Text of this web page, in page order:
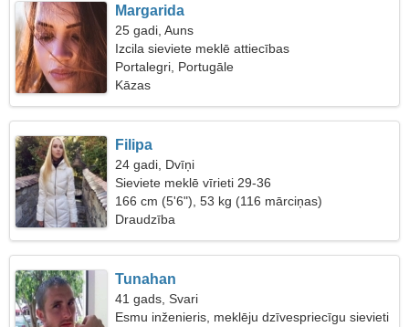
Margarida
25 gadi, Auns
Izcila sieviete meklē attiecības
Portalegri, Portugāle
Kāzas
Filipa
24 gadi, Dvīņi
Sieviete meklē vīrieti 29-36
166 cm (5'6"), 53 kg (116 mārciņas)
Draudzība
Tunahan
41 gads, Svari
Esmu inženieris, meklēju dzīvespriecīgu sievieti